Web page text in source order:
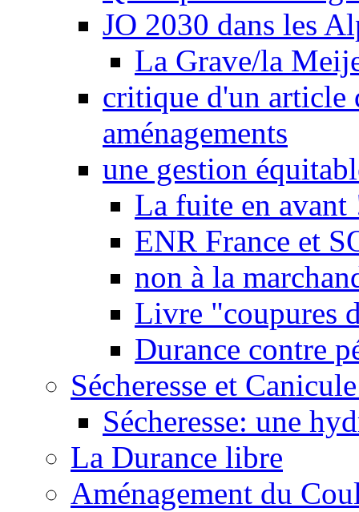
JO 2030 dans les
La Grave/la
critique d'un article
aménagements
une gestion
La fuite en avant
ENR France et
non à la
Livre "coupures
Durance contre
Sécheresse et
Sécheresse: une
La Durance libre
Aménagement du